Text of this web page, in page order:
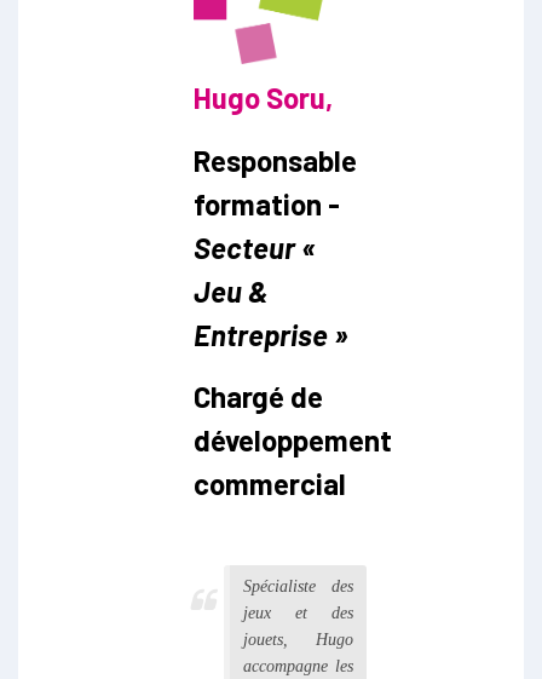
Hugo Soru,
Responsable
formation -
Secteur «
Jeu &
Entreprise »
Chargé de
développement
commercial
Spécialiste des
jeux et des
jouets, Hugo
accompagne les